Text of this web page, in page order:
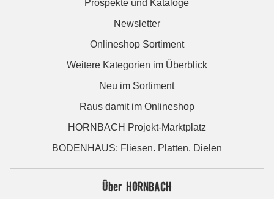
Prospekte und Kataloge
Newsletter
Onlineshop Sortiment
Weitere Kategorien im Überblick
Neu im Sortiment
Raus damit im Onlineshop
HORNBACH Projekt-Marktplatz
BODENHAUS: Fliesen. Platten. Dielen
Über HORNBACH